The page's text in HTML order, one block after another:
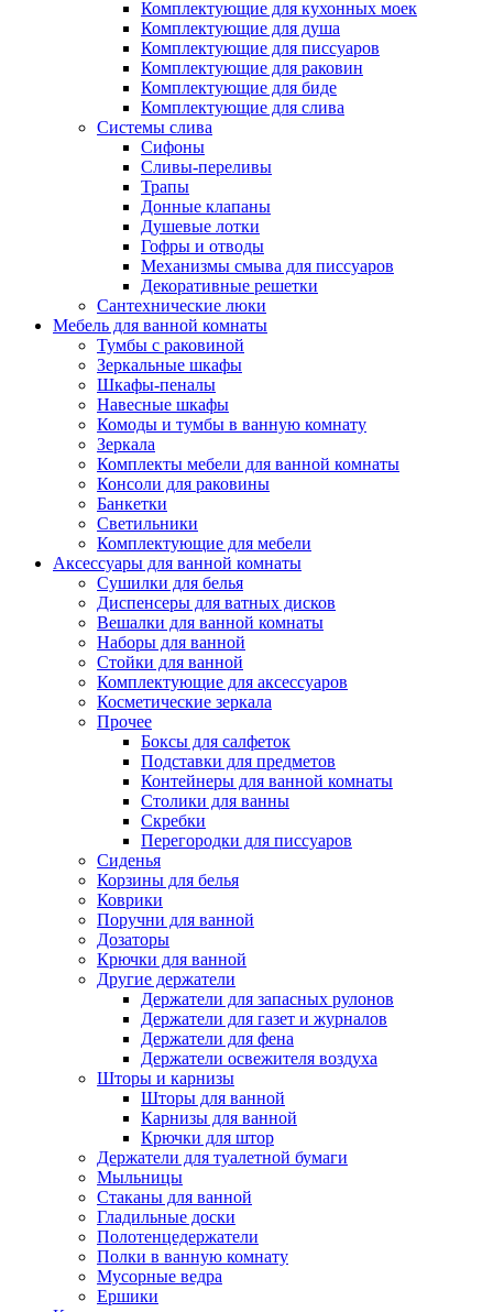
Комплектующие для кухонных моек
Комплектующие для душа
Комплектующие для писсуаров
Комплектующие для раковин
Комплектующие для биде
Комплектующие для слива
Системы слива
Сифоны
Сливы-переливы
Трапы
Донные клапаны
Душевые лотки
Гофры и отводы
Механизмы смыва для писсуаров
Декоративные решетки
Сантехнические люки
Мебель для ванной комнаты
Тумбы с раковиной
Зеркальные шкафы
Шкафы-пеналы
Навесные шкафы
Комоды и тумбы в ванную комнату
Зеркала
Комплекты мебели для ванной комнаты
Консоли для раковины
Банкетки
Светильники
Комплектующие для мебели
Аксессуары для ванной комнаты
Сушилки для белья
Диспенсеры для ватных дисков
Вешалки для ванной комнаты
Наборы для ванной
Стойки для ванной
Комплектующие для аксессуаров
Косметические зеркала
Прочее
Боксы для салфеток
Подставки для предметов
Контейнеры для ванной комнаты
Столики для ванны
Скребки
Перегородки для писсуаров
Сиденья
Корзины для белья
Коврики
Поручни для ванной
Дозаторы
Крючки для ванной
Другие держатели
Держатели для запасных рулонов
Держатели для газет и журналов
Держатели для фена
Держатели освежителя воздуха
Шторы и карнизы
Шторы для ванной
Карнизы для ванной
Крючки для штор
Держатели для туалетной бумаги
Мыльницы
Стаканы для ванной
Гладильные доски
Полотенцедержатели
Полки в ванную комнату
Мусорные ведра
Ершики